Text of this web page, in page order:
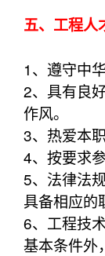
五、工程人
1、遵守中
2、具有良
作风。
3、热爱本
4、按要求
5、法律法
具备相应的
6、工程技
基本条件外